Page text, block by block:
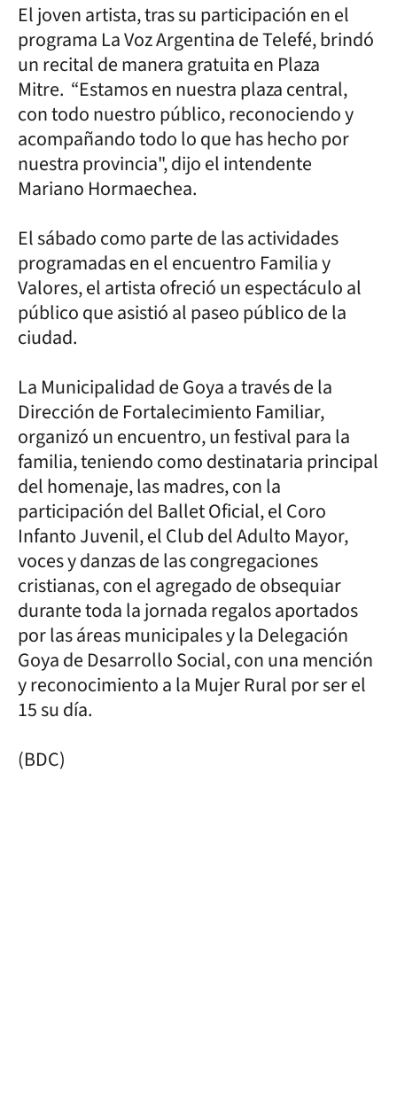
El joven artista, tras su participación en el
programa La Voz Argentina de Telefé, brindó
un recital de manera gratuita en Plaza
Mitre. “Estamos en nuestra plaza central,
con todo nuestro público, reconociendo y
acompañando todo lo que has hecho por
nuestra provincia", dijo el intendente
Mariano Hormaechea.
El sábado como parte de las actividades
programadas en el encuentro Familia y
Valores, el artista ofreció un espectáculo al
público que asistió al paseo público de la
ciudad.
La Municipalidad de Goya a través de la
Dirección de Fortalecimiento Familiar,
organizó un encuentro, un festival para la
familia, teniendo como destinataria principal
del homenaje, las madres, con la
participación del Ballet Oficial, el Coro
Infanto Juvenil, el Club del Adulto Mayor,
voces y danzas de las congregaciones
cristianas, con el agregado de obsequiar
durante toda la jornada regalos aportados
por las áreas municipales y la Delegación
Goya de Desarrollo Social, con una mención
y reconocimiento a la Mujer Rural por ser el
15 su día.
(BDC)